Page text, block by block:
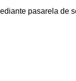
pasarela de